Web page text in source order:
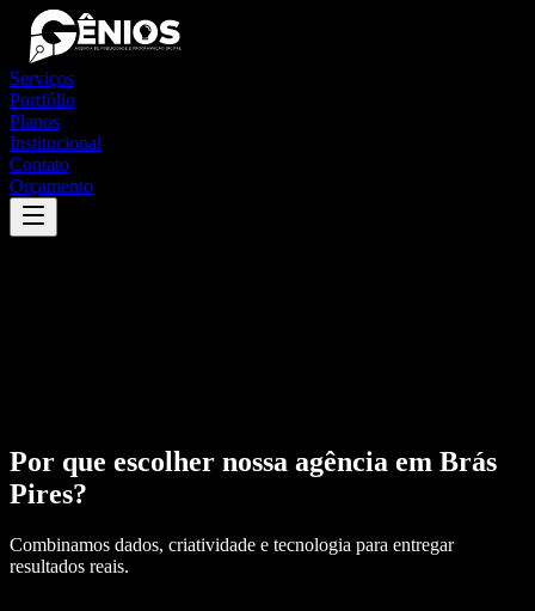
Serviços
Portfólio
Planos
Institucional
Contato
Orçamento
Por que escolher nossa agência em Brás
Pires?
Combinamos dados, criatividade e tecnologia para entregar
resultados reais.